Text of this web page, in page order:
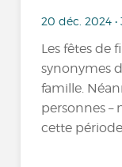
20 déc. 2024
Les fêtes de
synonymes
famille.
personnes –
cette